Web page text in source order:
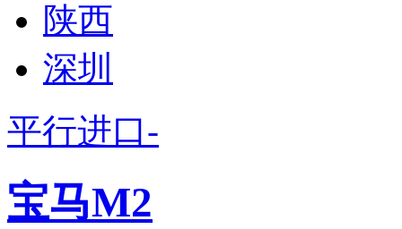
陕西
深圳
平行进口-
宝马M2